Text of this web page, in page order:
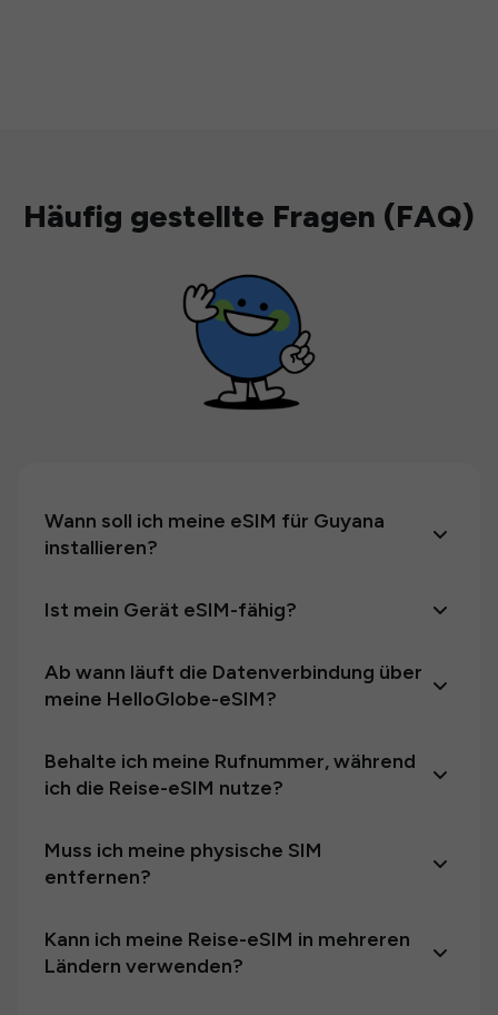
Häufig gestellte Fragen (FAQ)
Wann soll ich meine eSIM für Guyana
installieren?
Ist mein Gerät eSIM-fähig?
Ab wann läuft die Datenverbindung über
meine HelloGlobe-eSIM?
Behalte ich meine Rufnummer, während
ich die Reise-eSIM nutze?
Muss ich meine physische SIM
entfernen?
Kann ich meine Reise-eSIM in mehreren
Ländern verwenden?